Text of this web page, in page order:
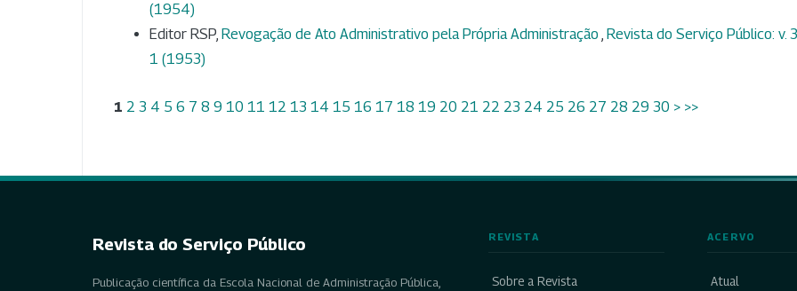
(1954)
Editor RSP, Revogação de Ato Administrativo pela Própria Administração , Revista do Serviço Público: v.
1 (1953)
1 2 3 4 5 6 7 8 9 10 11 12 13 14 15 16 17 18 19 20 21 22 23 24 25 26 27 28 29 30 > >>
Revista do Serviço Público
Publicação científica da Escola Nacional de Administração Pública,
REVISTA
Sobre a Revista
ACERVO
Atual